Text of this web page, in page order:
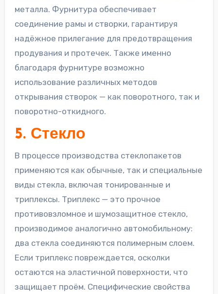
металла. Фурнитура обеспечивает
соединение рамы и створки, гарантируя
надёжное прилегание для предотвращения
продувания и протечек. Также именно
благодаря фурнитуре возможно
использование различных методов
открывания створок — как поворотного, так и
поворотно-откидного.
5. Стекло
В процессе производства стеклопакетов
применяются как обычные, так и специальные
виды стекла, включая тонированные и
триплексы. Триплекс — это прочное
противовзломное и шумозащитное стекло,
производимое аналогично автомобильному:
два стекла соединяются полимерным слоем.
Если триплекс повреждается, осколки
остаются на эластичной поверхности, что
защищает проём. Специфические свойства